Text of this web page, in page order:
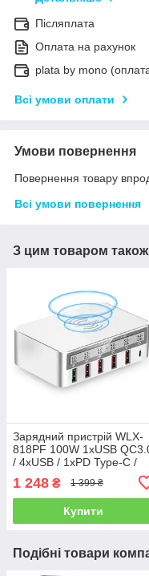
Післяплата
Оплата на рахунок
plata by mono
Всі умови оплати
Умови повернення
Повернення товару
Всі умови повернення
З цим товаром
Зарядний пристрій WLX-
818PF 100W 1xUSB
/ 4xUSB / 1xPD Type-C /
10W - White
1 248 ₴ 1 399 ₴
Купити
Подібні товари